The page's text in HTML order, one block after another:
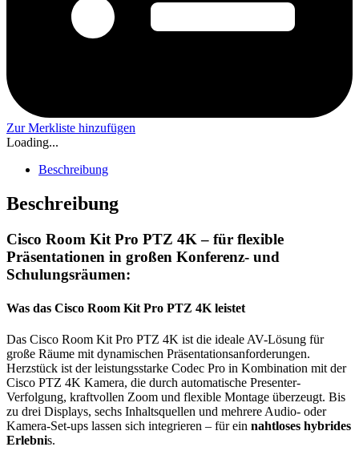
Zur Merkliste hinzufügen
Loading...
Beschreibung
Beschreibung
Cisco Room Kit Pro PTZ 4K – für flexible
Präsentationen in großen Konferenz- und
Schulungsräumen:
Was das Cisco Room Kit Pro PTZ 4K leistet
Das Cisco Room Kit Pro PTZ 4K ist die ideale AV-Lösung für
große Räume mit dynamischen Präsentationsanforderungen.
Herzstück ist der leistungsstarke Codec Pro in Kombination mit der
Cisco PTZ 4K Kamera, die durch automatische Presenter-
Verfolgung, kraftvollen Zoom und flexible Montage überzeugt. Bis
zu drei Displays, sechs Inhaltsquellen und mehrere Audio- oder
Kamera-Set-ups lassen sich integrieren – für ein nahtloses hybrides
Erlebnis.